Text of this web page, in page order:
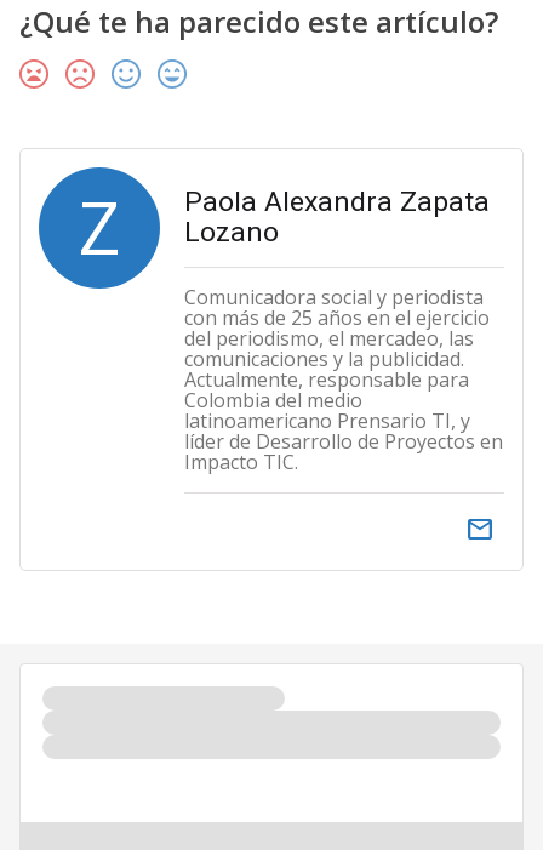
¿Qué te ha parecido este artículo?
Z
Paola Alexandra Zapata
Lozano
Comunicadora social y periodista
con más de 25 años en el ejercicio
del periodismo, el mercadeo, las
comunicaciones y la publicidad.
Actualmente, responsable para
Colombia del medio
latinoamericano Prensario TI, y
líder de Desarrollo de Proyectos en
Impacto TIC.
email